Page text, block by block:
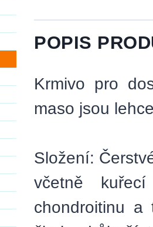
POPIS
Krmivo pro
maso jsou
Složení:
včetně
chondroitinu a